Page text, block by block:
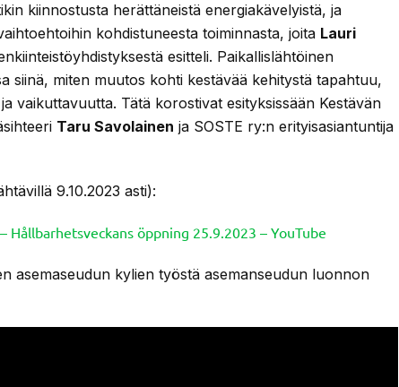
kiinnostusta herättäneistä energiakävelyistä, ja
kohdistuneesta toiminnasta, joita Lauri
esitteli. Paikallislähtöinen
siinä, miten muutos kohti kestävää kehitystä tapahtuu,
vaikuttavuutta. Tätä korostivat esityksissään Kestävän
Taru Savolainen ja SOSTE ry:n erityisasiantuntija
9.10.2023 asti):
Hållbarhetsveckans öppning 25.9.2023 – YouTube
asemaseudun kylien työstä asemanseudun luonnon